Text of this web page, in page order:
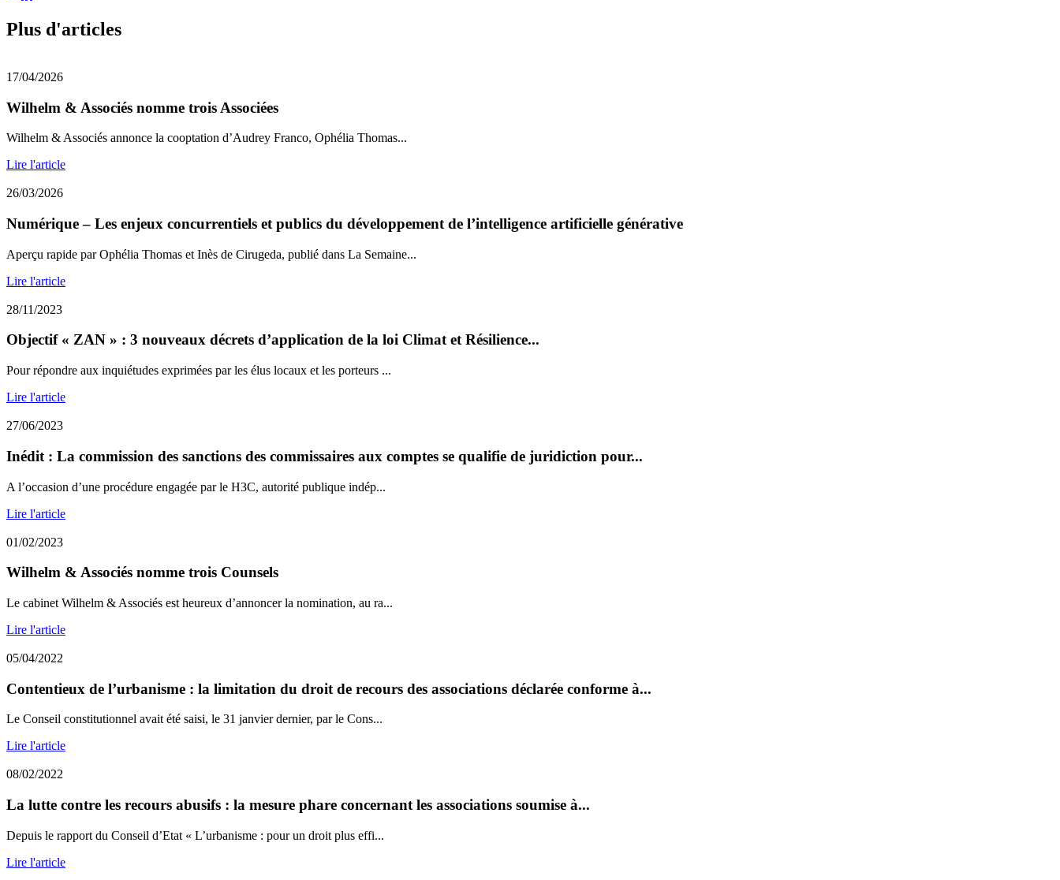
Plus d'articles
17/04/2026
Wilhelm & Associés nomme trois Associées
Wilhelm & Associés annonce la cooptation d’Audrey Franco, Ophélia Thomas...
Lire l'article
26/03/2026
Numérique – Les enjeux concurrentiels et publics du développement de l’intelligence artificielle générative
Aperçu rapide par Ophélia Thomas et Inès de Cirugeda, publié dans La Semaine...
Lire l'article
28/11/2023
Objectif « ZAN » : 3 nouveaux décrets d’application de la loi Climat et Résilience...
Pour répondre aux inquiétudes exprimées par les élus locaux et les porteurs ...
Lire l'article
27/06/2023
Inédit : La commission des sanctions des commissaires aux comptes se qualifie de juridiction pour...
A l’occasion d’une procédure engagée par le H3C, autorité publique indép...
Lire l'article
01/02/2023
Wilhelm & Associés nomme trois Counsels
Le cabinet Wilhelm & Associés est heureux d’annoncer la nomination, au ra...
Lire l'article
05/04/2022
Contentieux de l’urbanisme : la limitation du droit de recours des associations déclarée conforme à...
Le Conseil constitutionnel avait été saisi, le 31 janvier dernier, par le Cons...
Lire l'article
08/02/2022
La lutte contre les recours abusifs : la mesure phare concernant les associations soumise à...
Depuis le rapport du Conseil d’Etat « L’urbanisme : pour un droit plus effi...
Lire l'article